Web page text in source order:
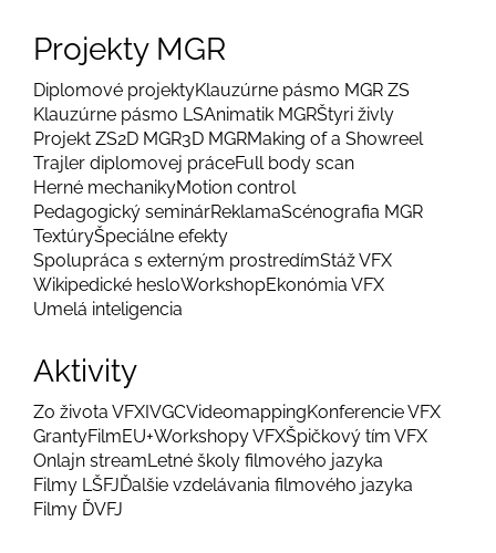
Projekty MGR
Diplomové projektyKlauzúrne pásmo MGR ZS
Klauzúrne pásmo LSAnimatik MGRŠtyri živly
Projekt ZS2D MGR3D MGRMaking of a Showreel
Trajler diplomovej práceFull body scan
Herné mechanikyMotion control
Pedagogický seminárReklamaScénografia MGR
TextúryŠpeciálne efekty
Spolupráca s externým prostredímStáž VFX
Wikipedické hesloWorkshopEkonómia VFX
Umelá inteligencia
Aktivity
Zo života VFX IVGCVideomappingKonferencie VFX
GrantyFilmEU+Workshopy VFXŠpičkový tím VFX
Onlajn streamLetné školy filmového jazyka
Filmy LŠFJĎalšie vzdelávania filmového jazyka
Filmy ĎVFJ